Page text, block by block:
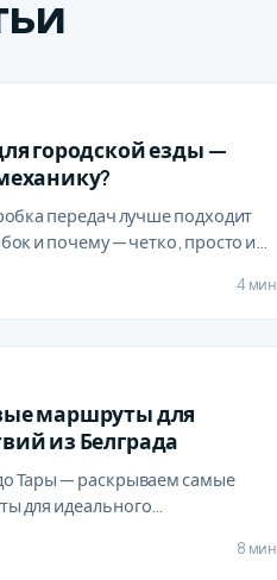
городской езды —
передач лучше подходит
и почему — четко, просто и
4 мин
маршруты для
из Белграда
Тары — раскрываем самые
для идеального
8 мин